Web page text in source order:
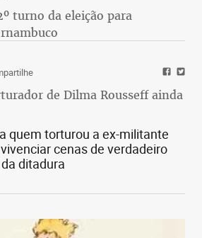
turno da eleição para
de Dilma Rousseff ainda
quem torturou a ex-militante
cenas de verdadeiro
ditadura